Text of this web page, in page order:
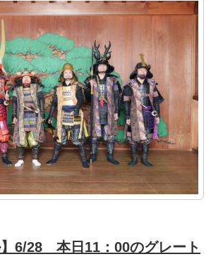
】6/28 本日11：00のグレート